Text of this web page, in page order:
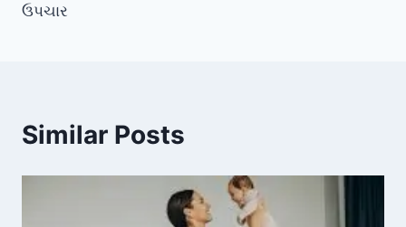
ઉપચાર
Similar Posts